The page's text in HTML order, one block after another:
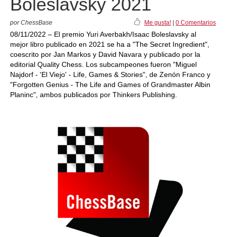
Boleslavsky 2021
por ChessBase Me gusta! 0 Comentarios
08/11/2022 – El premio Yuri Averbakh/Isaac Boleslavsky al
mejor libro publicado en 2021 se ha a "The Secret Ingredient",
coescrito por Jan Markos y David Navara y publicado por la
editorial Quality Chess. Los subcampeones fueron "Miguel
Najdorf - 'El Viejo' - Life, Games & Stories", de Zenón Franco y
"Forgotten Genius - The Life and Games of Grandmaster Albin
Planinc", ambos publicados por Thinkers Publishing.